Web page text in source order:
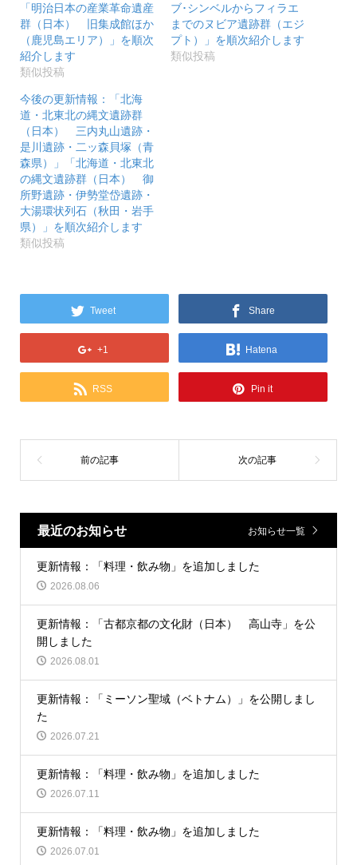
「明治日本の産業革命遺産
群（日本） 旧集成館ほか
（鹿児島エリア）」を順次
紹介します
類似投稿
ブ･シンベルからフィラエ
までのヌビア遺跡群（エジ
プト）」を順次紹介します
類似投稿
今後の更新情報：「北海
道・北東北の縄文遺跡群
（日本） 三内丸山遺跡・
是川遺跡・二ッ森貝塚（青
森県）」「北海道・北東北
の縄文遺跡群（日本） 御
所野遺跡・伊勢堂岱遺跡・
大湯環状列石（秋田・岩手
県）」を順次紹介します
類似投稿
Tweet Share
+1 Hatena
RSS Pin it
最近のお知らせ お知らせ一覧
更新情報：「料理・飲み物」を追加しました
2026.08.06
更新情報：「古都京都の文化財（日本） 高山寺」を公
開しました
2026.08.01
更新情報：「ミーソン聖域（ベトナム）」を公開しまし
た
2026.07.21
更新情報：「料理・飲み物」を追加しました
2026.07.11
更新情報：「料理・飲み物」を追加しました
2026.07.01